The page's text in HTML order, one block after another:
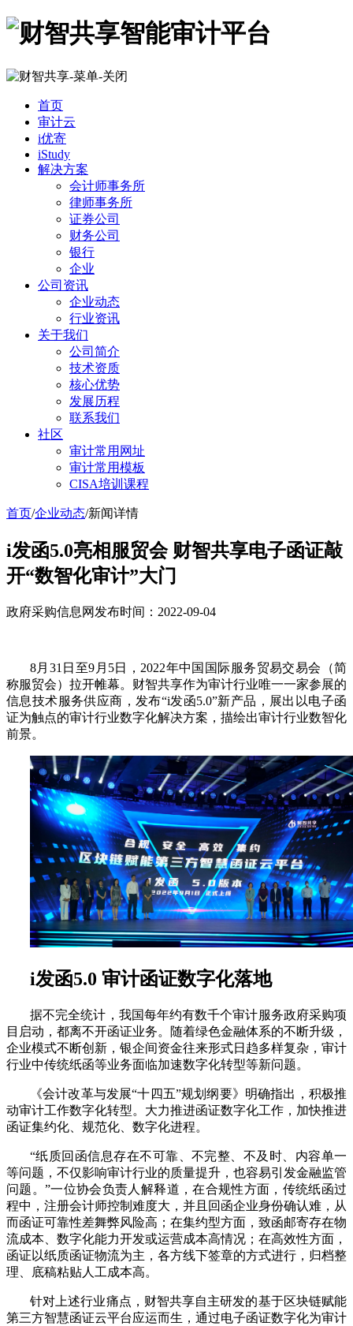
首页
审计云
i优寄
iStudy
解决方案
会计师事务所
律师事务所
证券公司
财务公司
银行
企业
公司资讯
企业动态
行业资讯
关于我们
公司简介
技术资质
核心优势
发展历程
联系我们
社区
审计常用网址
审计常用模板
CISA培训课程
首页/企业动态/新闻详情
i发函5.0亮相服贸会 财智共享电子函证敲
开“数智化审计”大门
政府采购信息网 发布时间：2022-09-04
8月31日至9月5日，2022年中国国际服务贸易交易会（简
称服贸会）拉开帷幕。财智共享作为审计行业唯一一家参展的
信息技术服务供应商，发布“i发函5.0”新产品，展出以电子函
证为触点的审计行业数字化解决方案，描绘出审计行业数智化
前景。
i发函5.0 审计函证数字化落地
据不完全统计，我国每年约有数千个审计服务政府采购项
目启动，都离不开函证业务。随着绿色金融体系的不断升级，
企业模式不断创新，银企间资金往来形式日趋多样复杂，审计
行业中传统纸函等业务面临加速数字化转型等新问题。
《会计改革与发展“十四五”规划纲要》明确指出，积极推
动审计工作数字化转型。大力推进函证数字化工作，加快推进
函证集约化、规范化、数字化进程。
“纸质回函信息存在不可靠、不完整、不及时、内容单一
等问题，不仅影响审计行业的质量提升，也容易引发金融监管
问题。”一位协会负责人解释道，在合规性方面，传统纸函过
程中，注册会计师控制难度大，并且回函企业身份确认难，从
而函证可靠性差舞弊风险高；在集约型方面，致函邮寄存在物
流成本、数字化能力开发或运营成本高情况；在高效性方面，
函证以纸质函证物流为主，各方线下签章的方式进行，归档整
理、底稿粘贴人工成本高。
针对上述行业痛点，财智共享自主研发的基于区块链赋能
第三方智慧函证云平台应运而生，通过电子函证数字化为审计